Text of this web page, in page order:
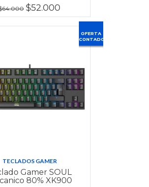
$52.000
OFERTA
CONTADO
TECLADOS GAMER
Gamer SOUL
80% XK900